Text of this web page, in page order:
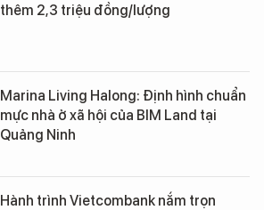
thêm 2,3 triệu đồng/lượng
Marina Living Halong: Định hình chuẩn
mực nhà ở xã hội của BIM Land tại
Quảng Ninh
Hành trình Vietcombank nắm trọn